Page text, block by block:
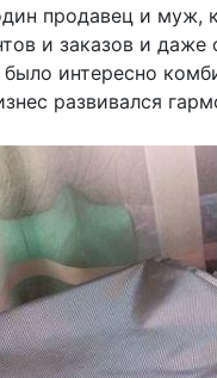
продавец и муж,
и заказов и
интересно
развивался